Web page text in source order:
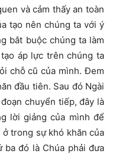
và cảm thấy an toàn
tạo nên chúng ta với ý
bắt buộc chúng ta làm
áp lực trên chúng ta
chỗ cũ của mình. Đem
đầu tiên. Sau đó Ngài
chuyển tiếp, đây là
lời giảng của mình để
trong sự khó khăn của
đó là Chúa phải đưa